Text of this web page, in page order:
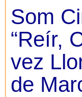
Som
“Reír,
vez
de